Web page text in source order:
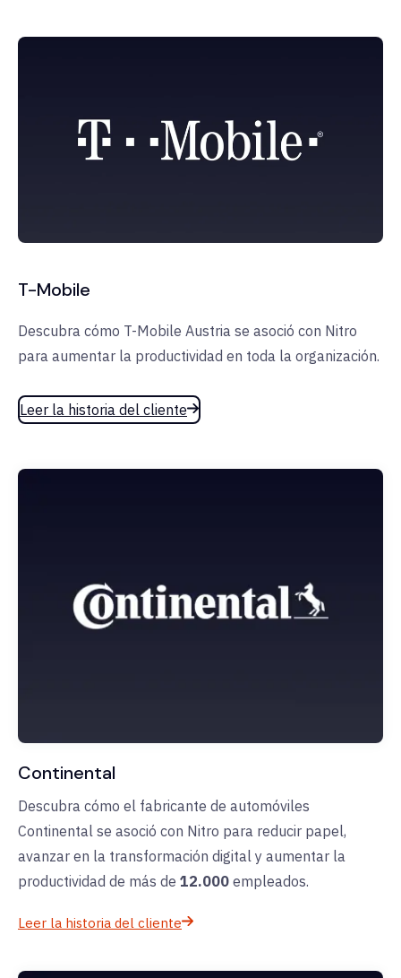
T-Mobile
Descubra cómo T-Mobile Austria se asoció con Nitro
para aumentar la productividad en toda la organización.
Leer la historia del cliente
Continental
Descubra cómo el fabricante de automóviles
Continental se asoció con Nitro para reducir papel,
avanzar en la transformación digital y aumentar la
productividad de más de 12.000 empleados.
Leer la historia del cliente